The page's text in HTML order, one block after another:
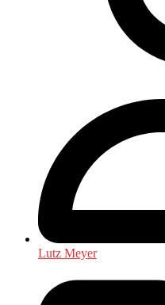
Lutz Meyer